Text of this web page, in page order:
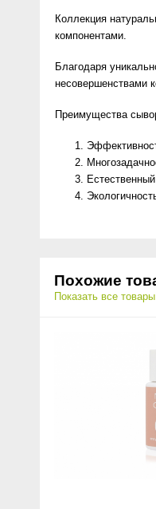
Коллекция
компонентами.
Благодаря
несовершенствами
Преимущества
Похожие
Показать все товары